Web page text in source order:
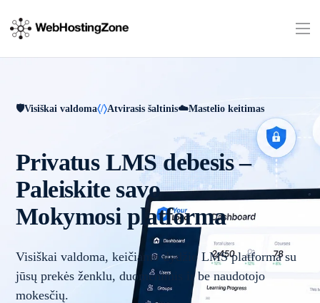
Visiškai valdoma Atvirasis šaltinis Mastelio keitimas
Privatus LMS debesis –
Paleiskite savo
Mokymosi platforma
Visiškai valdoma, keičiamo dydžio LMS platforma su
jūsų prekės ženklu, duomenimis ir be naudotojo
mokesčių.